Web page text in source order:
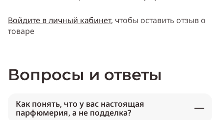
Войдите в личный кабинет, чтобы оставить отзыв о
товаре
Вопросы и ответы
Как понять, что у вас настоящая
парфюмерия, а не подделка?